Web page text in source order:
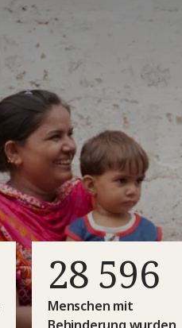
28 596
Menschen mit